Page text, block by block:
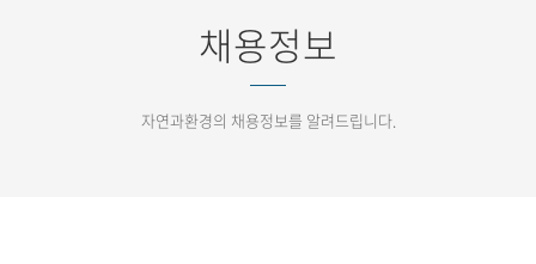
채용정보
자연과환경의 채용정보를 알려드립니다.